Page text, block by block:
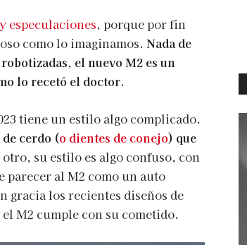
especulaciones, porque por fin
como lo imaginamos. Nada de
el nuevo M2 es un
lo recetó el doctor.
tiene un estilo algo complicado.
cerdo (o dientes de conejo) que
su estilo es algo confuso, con
parecer al M2 como un auto
gracia los recientes diseños de
M2 cumple con su cometido.